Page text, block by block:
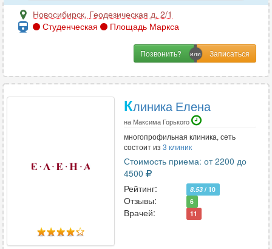
Новосибирск, Геодезическая д. 2/1
Студенческая
Площадь Маркса
Позвонить?
Клиника Елена
на Максима Горького
многопрофильная клиника, сеть
состоит из 3 клиник
Стоимость приема: от 2200 до
4500
Рейтинг:
8.53 / 10
Отзывы: 6
Врачей: 11